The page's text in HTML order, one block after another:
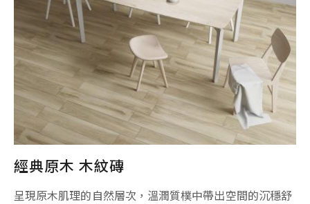
經典原木 木紋磚
呈現原木肌理的自然層次，溫潤質樸中帶出空間的沉穩舒